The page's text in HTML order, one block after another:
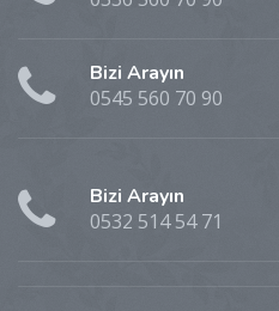
Bizi Arayın
0545 560 70 90
Bizi Arayın
0532 514 54 71